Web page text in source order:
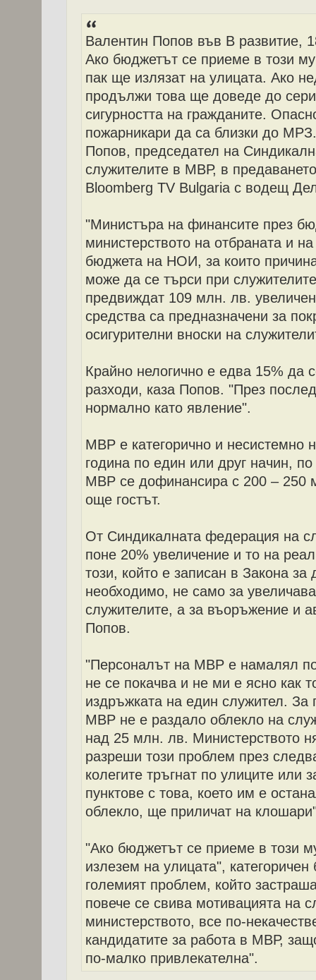
Валентин Попов във В развитие,
Ако бюджетът се приеме в този
пак ще излязат на улицата. Ако
продължи това ще доведе до
сигурността на гражданите.
пожарникари да са близки до
Попов, председател на
служителите в МВР, в
Bloomberg TV Bulgaria с водещ
"Министъра на финансите през
министерството на отбраната и
бюджета на НОИ, за които
може да се търси при
предвиждат 109 млн. лв.
средства са предназначени за
осигурителни вноски на
Крайно нелогично е едва 15% да
разходи, каза Попов. "През
нормално като явление".
МВР е категорично и несистемно
година по един или друг начин,
МВР се дофинансира с 200 – 250
още гостът.
От Синдикалната федерация на
поне 20% увеличение и то на
този, който е записан в Закона
необходимо, не само за
служителите, а за въоръжение и
Попов.
"Персоналът на МВР е намалял
не се покачва и не ми е ясно как
издръжката на един служител. За
МВР не е раздало облекло на
над 25 млн. лв. Министерството
разреши този проблем през
колегите тръгнат по улиците или
пунктове с това, което им е
облекло, ще приличат на
"Ако бюджетът се приеме в този
излезем на улицата", категоричен
големият проблем, който
повече се свива мотивацията на
министерството, все по-
кандидатите за работа в МВР,
по-малко привлекателна".